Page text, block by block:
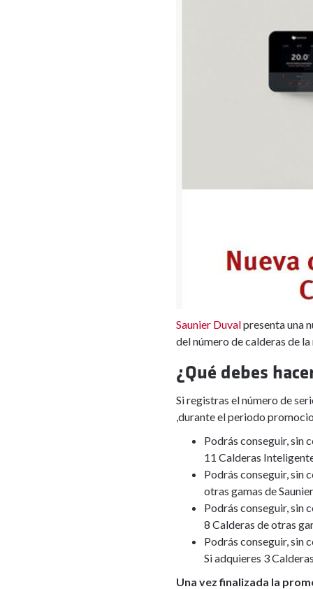
Saunier Duvalpresenta una
del número de calderas de
¿Qué debes
Si registras el número de
,durante el periodo
Podrás conseguir, sin
11 Calderas
Podrás conseguir, sin
otras gamas de
Podrás conseguir, sin
8 Calderas de otras
Podrás conseguir, sin
Si adquieres 3
Una vez finalizada la